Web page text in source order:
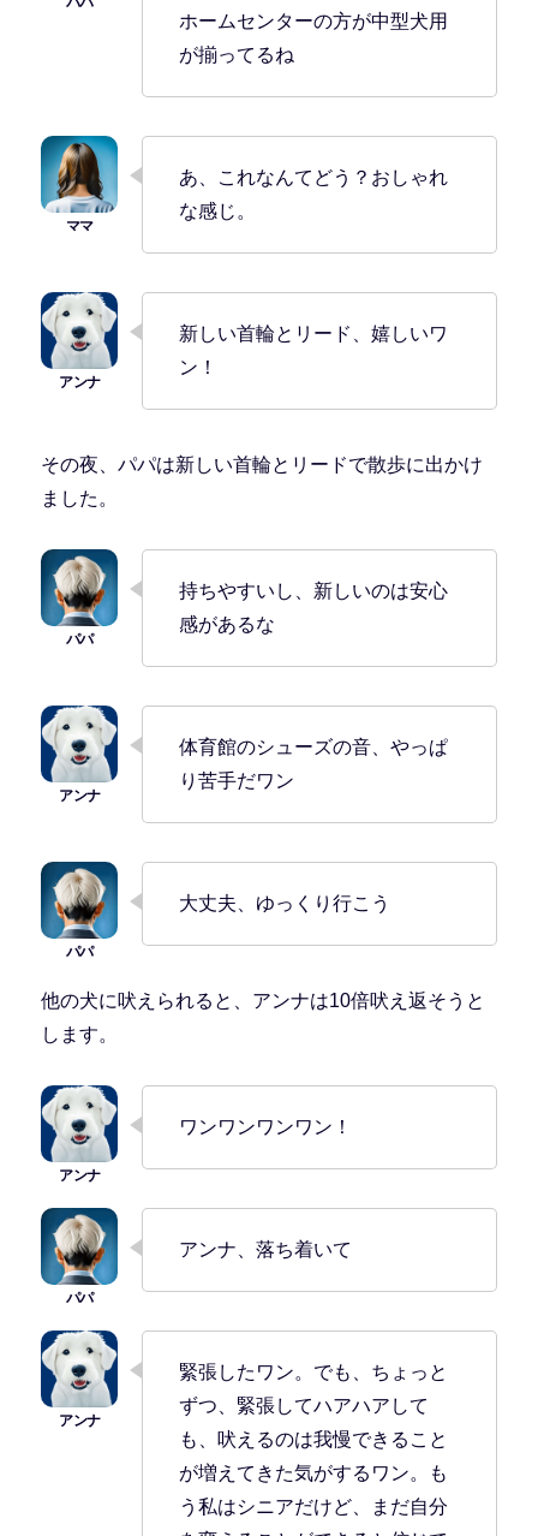
ホームセンターの方が中型犬用
が揃ってるね
あ、これなんてどう？おしゃれ
な感じ。
新しい首輪とリード、嬉しいワ
ン！
その夜、パパは新しい首輪とリードで散歩に出かけ
ました。
持ちやすいし、新しいのは安心
感があるな
体育館のシューズの音、やっぱ
り苦手だワン
大丈夫、ゆっくり行こう
他の犬に吠えられると、アンナは10倍吠え返そうと
します。
ワンワンワンワン！
アンナ、落ち着いて
緊張したワン。でも、ちょっと
ずつ、緊張してハアハアして
も、吠えるのは我慢できること
が増えてきた気がするワン。も
う私はシニアだけど、まだ自分